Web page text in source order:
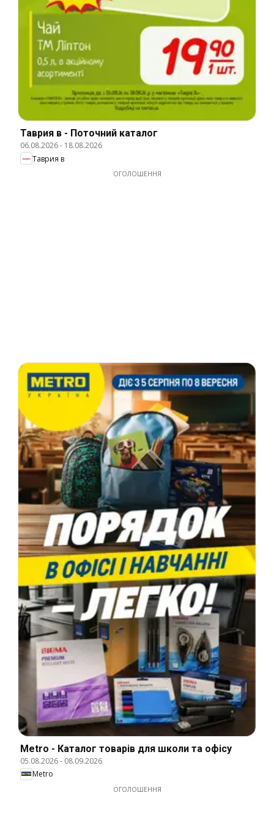
Таврия в - Поточний каталог
06.08.2026- 18.08.2026
Таврия в
ОГОЛОШЕННЯ
Metro - Каталог товарів для школи та офісу
05.08.2026- 08.09.2026
Metro
ОГОЛОШЕННЯ